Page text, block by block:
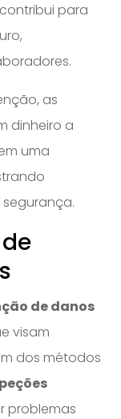
para
as
dinheiro a
uma
de danos
visam
dos métodos
problemas